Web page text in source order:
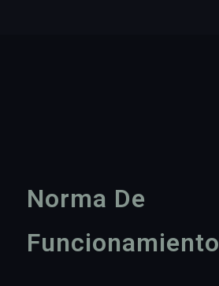
Norma De
Funcionamiento